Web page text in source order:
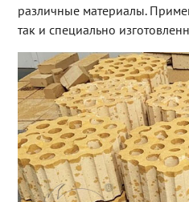
различные материалы.
так и специально